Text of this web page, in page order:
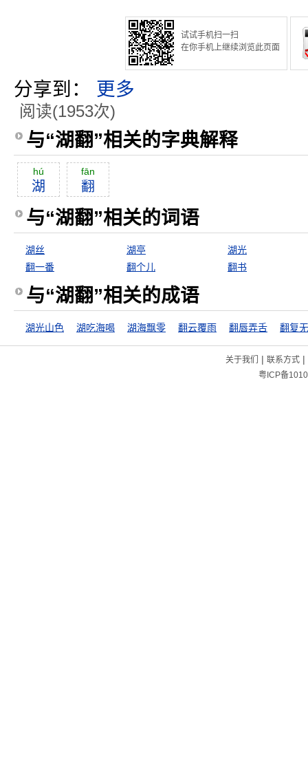
试试手机扫一扫
在你手机上继续浏览此页面
分享到： 更多
阅读(1953次)
与“湖翻”相关的字典解释
hú
湖
fān
翻
与“湖翻”相关的词语
湖丝 湖亭
湖光
翻一番
翻个儿 翻书
与“湖翻”相关的成语
湖光山色 湖吃海喝 湖海飘零 翻云覆雨 翻唇弄舌 翻复
关于我们 | 联系方式|
粤ICP备